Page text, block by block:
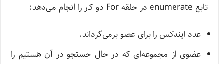
تابع enumerate در حلقه For دو کار را انجام می‌دهد:
عدد ایندکس را برای عضو برمی‌گرداند.
عضوی از مجموعه‌ای که در حال جستجو در آن هستیم را